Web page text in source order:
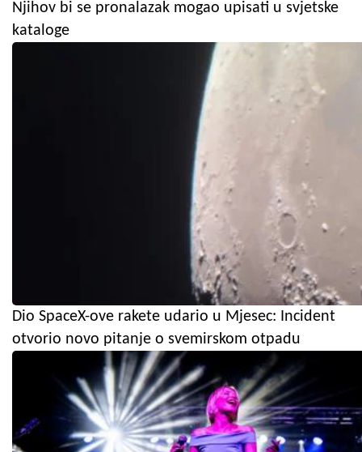
Njihov bi se pronalazak mogao upisati u svjetske
kataloge
Dio SpaceX-ove rakete udario u Mjesec: Incident
otvorio novo pitanje o svemirskom otpadu